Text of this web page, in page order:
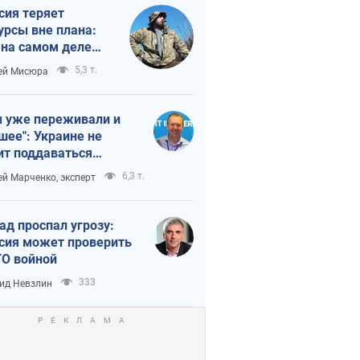
теряет
вне плана:
на самом деле
темп войны
Мисюра 5,3 т.
переживали и
Украине не
поддаваться
из-за
террора
Марченко, эксперт 6,3 т.
проспал угрозу:
может проверить
войной
Невзлин 333